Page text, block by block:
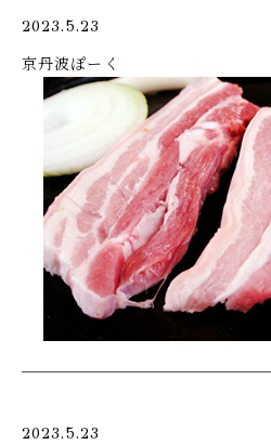
2023.5.23
京丹波ぽーく
2023.5.23